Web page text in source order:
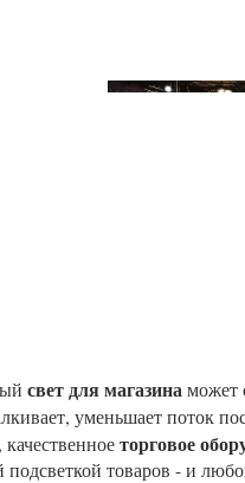
свет для магазинаможет
уменьшает поток
торговое
подсветкой товаров - и